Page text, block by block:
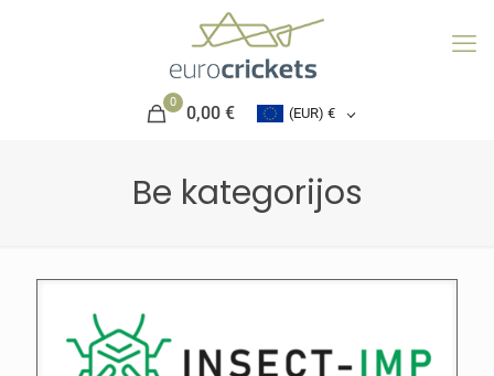
0
0,00 € (EUR) €
Be kategorijos